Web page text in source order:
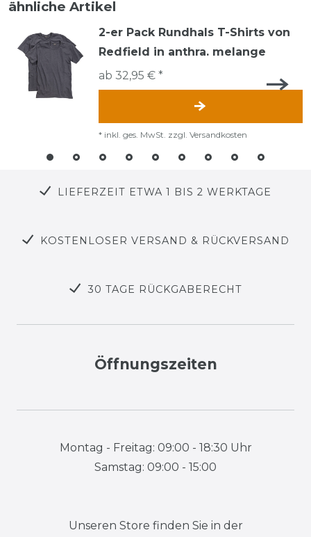
ähnliche Artikel
2-er Pack Rundhals T-Shirts von
Redfield in anthra. melange
ab 32,95 € *
* inkl. ges. MwSt. zzgl. Versandkosten
LIEFERZEIT ETWA 1 BIS 2 WERKTAGE
KOSTENLOSER VERSAND & RÜCKVERSAND
30 TAGE RÜCKGABERECHT
Öffnungszeiten
Montag - Freitag: 09:00 - 18:30 Uhr
Samstag: 09:00 - 15:00
Unseren Store finden Sie in der